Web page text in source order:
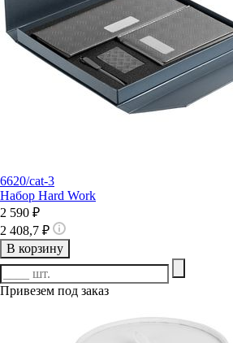
6620/cat-3
Набор Hard Work
2 590 ₽
2 408,7 ₽
В корзину
Привезем под заказ